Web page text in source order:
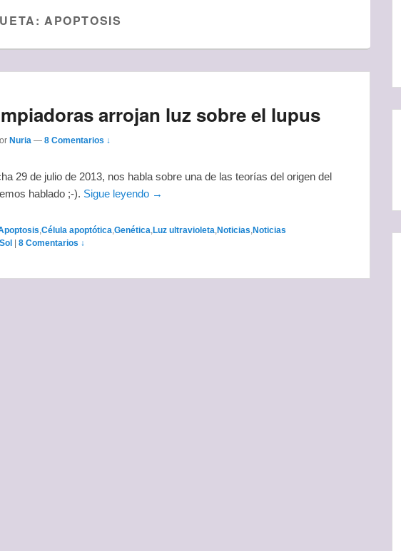
APOPTOSIS
arrojan luz sobre el lupus
Nuria — 8 Comentarios ↓
29 de julio de 2013, nos habla sobre una de las teorías del origen del
hablado ;-). Sigue leyendo →
Célula apoptótica Genética Luz ultravioleta Noticias Noticias
Sol | 8 Comentarios ↓